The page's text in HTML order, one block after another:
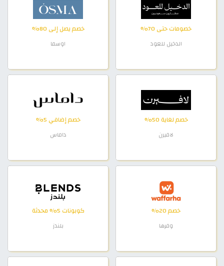
خصومات حتى 70%
الدخيل للعود
خصم يصل إلى 80%
اوسما
خصم لغاية 50%
لافيرن
خصم إضافي 5%
داماس
خصم 20%
وفرها
كوبونات 5% محدثة
بلندز